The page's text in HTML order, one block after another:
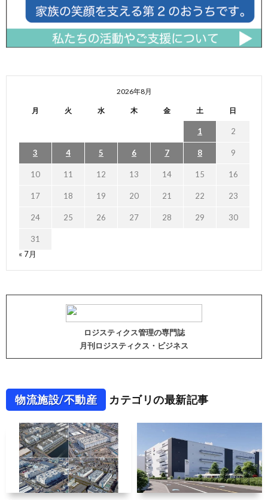
2026年8月
月 火 水 木 金 土 日
1 2
3 4 5 6 7 8 9
10 11 12 13 14 15 16
17 18 19 20 21 22 23
24 25 26 27 28 29 30
31
« 7月
ロジスティクス管理の専門誌
月刊ロジスティクス・ビジネス
物流施設/不動産 カテゴリの最新記事